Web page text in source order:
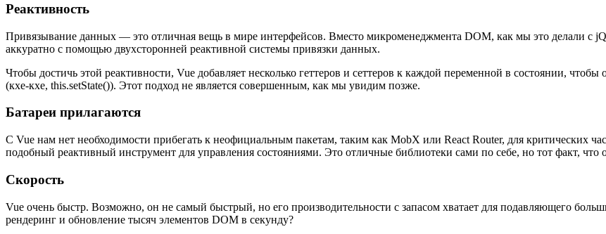
Реактивность
Привязывание данных — это отличная вещь в мире интерфейсов. Вместо микроменеджмента DOM, как мы это делали с
аккуратно с помощью двухсторонней реактивной системы привязки данных.
Чтобы достичь этой реактивности, Vue добавляет несколько геттеров и сеттеров к каждой переменной в состоянии,
(кхе-кхе, this.setState()). Этот подход не является совершенным, как мы увидим позже.
Батареи прилагаются
С Vue нам нет необходимости прибегать к неофициальным пакетам, таким как MobX или React Router, для критических
подобный реактивный инструмент для управления состояниями. Это отличные библиотеки сами по себе, но тот факт,
Скорость
Vue очень быстр. Возможно, он не самый быстрый, но его производительности с запасом хватает для подавляющего
рендеринг и обновление тысяч элементов DOM в секунду?